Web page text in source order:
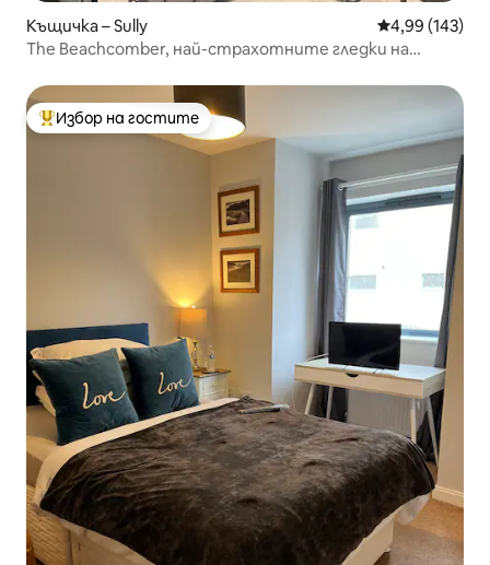
Къщичка – Sully Средна
4,99 (143)
The Beachcomber, най-страхотните гледки на
Най-популярен избор на гостите
Избор на гостите